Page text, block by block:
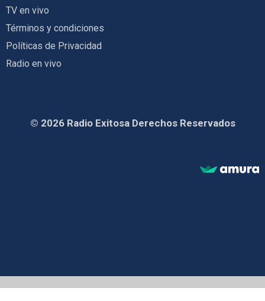
TV en vivo
Términos y condiciones
Políticas de Privacidad
Radio en vivo
© 2026 Radio Exitosa Derechos Reservados